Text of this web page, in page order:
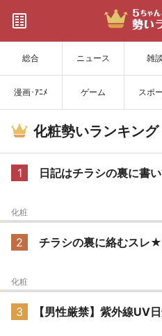
総合 ニュース 雑談
漫画･ｱﾆﾒ ゲーム スポ
サイ
化粧勢いランキング
1 日記はチラシの裏に書
化粧
2 チラシの裏に絡むスレ
化粧
3 【男性厳禁】紫外線UV